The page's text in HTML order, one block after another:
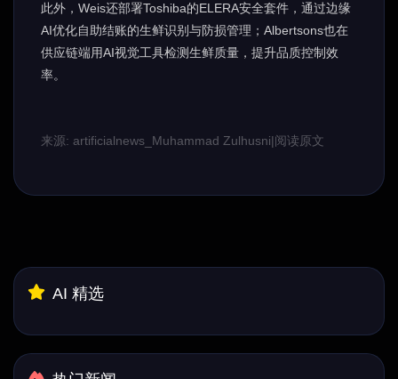
此外，Weis还部署Toshiba的ELERA安全套件，通过边缘
AI优化自助结账的生鲜识别与防损管理；Albertsons也在
供应链端用AI视觉工具检测生鲜质量，提升品质控制效
率。
来源: artificialnews_Muhammad Zulhusni|阅读原文
AI 精选